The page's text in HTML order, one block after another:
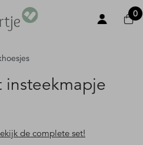
0
insteekmapje
de complete set!